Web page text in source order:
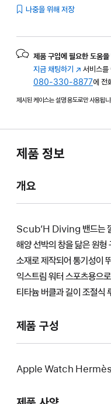
나중을 위해 저장
제품 구입에 필요한 도움
지금 채팅하기 (새
창에서
열림)
서비스를
080-330-8877에 전
제시된 케이스는 설명 용도로만 사용됩니
제품 정보
개요
Scub’H Diving 밴드는 깔
해양 선박의 창을 닮은 원
소재로 제작되어 통기성이
익스트림 워터 스포츠용으
티타늄 버클과 길이 조절식
제품 구성
Apple Watch